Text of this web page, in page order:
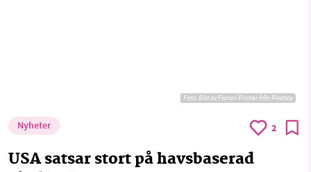
Foto:Bild av Florian Pircher från Pixabay
Nyheter 2
USA satsar stort på havsbaserad